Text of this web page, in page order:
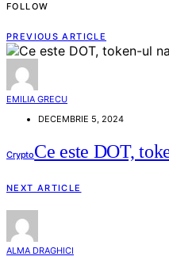
FOLLOW
PREVIOUS ARTICLE
EMILIA GRECU
DECEMBRIE 5, 2024
CryptoCe este DOT,
NEXT ARTICLE
ALMA DRAGHICI